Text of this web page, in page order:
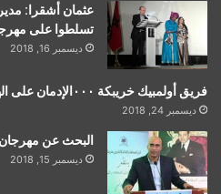
عثمان أشقرا:
تسلطوا على
ديسمبر 16, 2018
فريق أولمبيك خريبكة ٠٠٠الإدمان على الهزيمة
ديسمبر 24, 2018
البحث عن مهرجان
ديسمبر 15, 2018